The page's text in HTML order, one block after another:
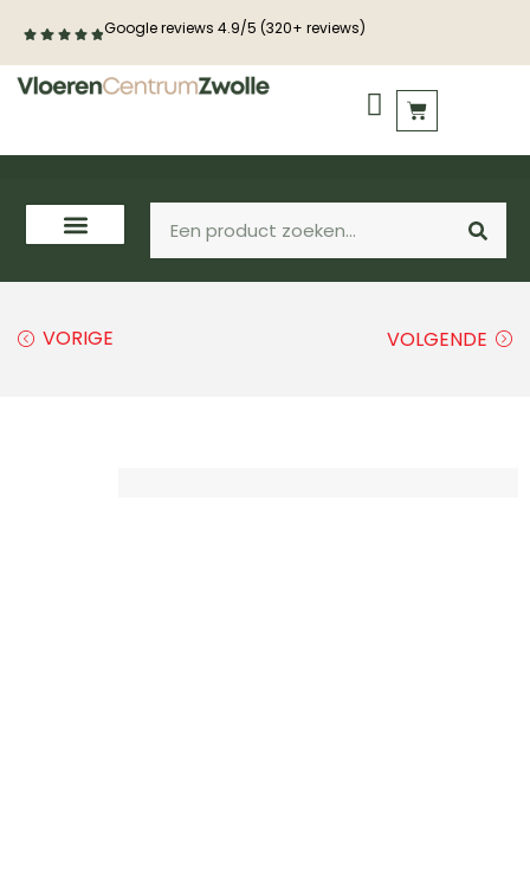
Google reviews 4.9/5 (320+ reviews)
VORIGE VOLGENDE